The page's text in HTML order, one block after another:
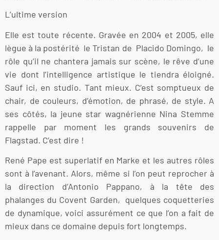
L’ultime version
Elle est toute récente. Gravée en 2004 et 2005, elle
lègue à la postérité le Tristan de Placido Domingo, le
rôle qu’il ne chantera jamais sur scène, le rêve d’une
vie dont l’intelligence artistique le tiendra éloigné.
Sauf ici, en studio. Tant mieux. C’est somptueux de
chair, de couleurs, d’émotion, de phrasé, de style. A
ses côtés, la jeune star wagnérienne Nina Stemme
rappelle par moment les grands souvenirs de
Flagstad. C’est dire !
René Pape est superlatif en Marke et les autres rôles
sont à l’avenant. Alors, même si l’on peut reprocher à
la direction d’Antonio Pappano, à la tête des
phalanges du Covent Garden, quelques coquetteries
de dynamique, voici assurément ce que l’on a fait de
mieux dans ce domaine depuis fort longtemps.